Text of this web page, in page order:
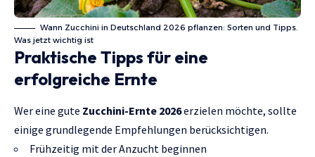
Wann Zucchini in Deutschland 2026 pflanzen: Sorten und Tipps.
Was jetzt wichtig ist
Praktische Tipps für eine
erfolgreiche Ernte
Wer eine gute Zucchini-Ernte 2026erzielen möchte, sollte
einige grundlegende Empfehlungen berücksichtigen.
Frühzeitig mit der Anzucht beginnen